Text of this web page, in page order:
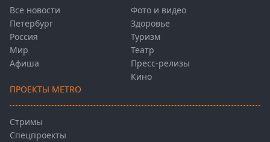
Все новости
Петербург
Россия
Мир
Афиша
Фото и видео
Здоровье
Туризм
Театр
Пресс-релизы
Кино
ПРОЕКТЫ METRO
Стримы
Спецпроекты